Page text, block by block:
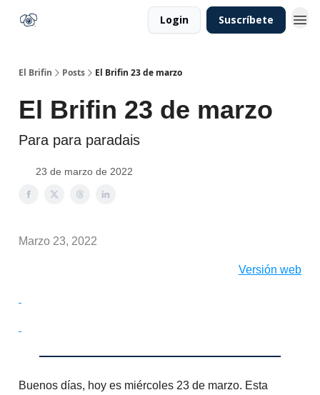
Login Suscríbete
El Brifin Posts El Brifin 23 de marzo
El Brifin 23 de marzo
Para para paradais
23 de marzo de 2022
Marzo 23, 2022
Versión web
Buenos días, hoy es miércoles 23 de marzo. Esta